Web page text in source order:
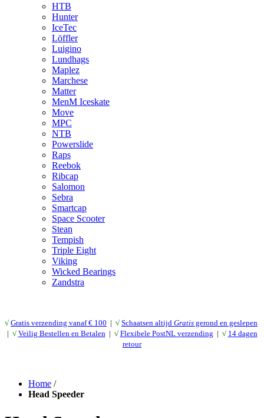
HTB
Hunter
IceTec
Löffler
Luigino
Lundhags
Maplez
Marchese
Matter
MenM Iceskate
Move
MPC
NTB
Powerslide
Raps
Reebok
Ribcap
Salomon
Sebra
Smartcap
Space Scooter
Stean
Tempish
Triple Eight
Viking
Wicked Bearings
Zandstra
√ Gratis verzending vanaf € 100 | √ Schaatsen altijd Gratis gerond en geslepen
| √ Veilig Bestellen en Betalen | √ Flexibele PostNL verzending | √ 14 dagen
retour
Home /
Head Speeder